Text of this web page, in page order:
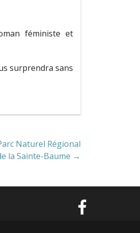
féministe et
surprendra sans
Naturel Régional
la Sainte-Baume →